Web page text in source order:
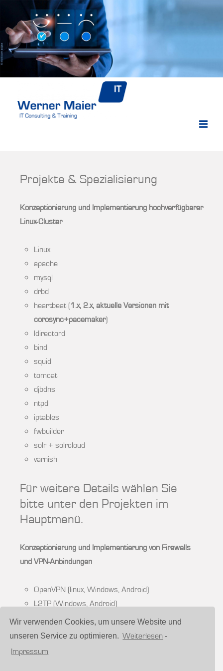
Wir verwenden Cookies, um unsere Website und
unseren Service zu optimieren. Weiterlesen -
Impressum
Projekte & Spezialisierung
Konzeptionierung und Implementierung hochverfügbarer
Linux-Cluster
Linux
apache
mysql
drbd
heartbeat (1.x, 2.x, aktuelle Versionen mit
corosync+pacemaker)
ldirectord
bind
squid
tomcat
djbdns
ntpd
iptables
fwbuilder
solr + solrcloud
varnish
Für weitere Details wählen Sie
bitte unter den Projekten im
Hauptmenü.
Konzeptionierung und Implementierung von Firewalls
und VPN-Anbindungen
OpenVPN (linux, Windows, Android)
L2TP (Windows, Android)
IPSec (Netscreen, Juniper, WatchGuard, Draytek,
Lancom, Android, Windows)